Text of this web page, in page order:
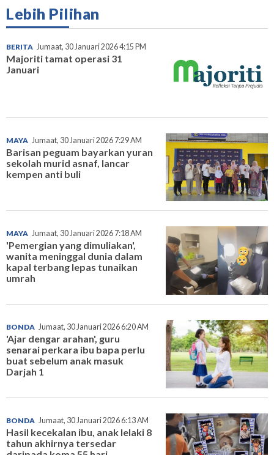
Lebih Pilihan
BERITA Jumaat, 30 Januari 2026 4:15 PM
Majoriti tamat operasi 31
Januari
MAYA Jumaat, 30 Januari 2026 7:29 AM
Barisan peguam bayarkan yuran
sekolah murid asnaf, lancar
kempen anti buli
MAYA Jumaat, 30 Januari 2026 7:18 AM
'Pemergian yang dimuliakan',
wanita meninggal dunia dalam
kapal terbang lepas tunaikan
umrah
BONDA Jumaat, 30 Januari 2026 6:20 AM
'Ajar dengar arahan', guru
senarai perkara ibu bapa perlu
buat sebelum anak masuk
Darjah 1
BONDA Jumaat, 30 Januari 2026 6:13 AM
Hasil kecekalan ibu, anak lelaki 8
tahun akhirnya tersedar